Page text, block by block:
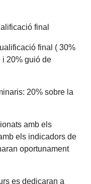
final
final ( 30%
i 20% guió de
20% sobre la
amb els
els indicadors de
oportunament
es dedicaran a